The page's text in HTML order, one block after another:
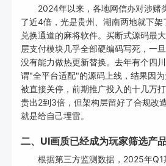
2024年以来，各地网信办对涉赌
了近4倍，光是贵州、湖南两地就下架
兑换通道的麻将软件。买断式源码最
层支付模块几乎全部硬编码写死，一
没有能力做热更新替换。去年有个四
谓"全平台适配"的源码上线，结果因
被直接关停，前期推广投入的十几万
贵出2到3倍，但架构层留好了合规改
就是给自己埋雷。
二、UI画质已经成为玩家筛选产
根据第三方监测数据，2025年